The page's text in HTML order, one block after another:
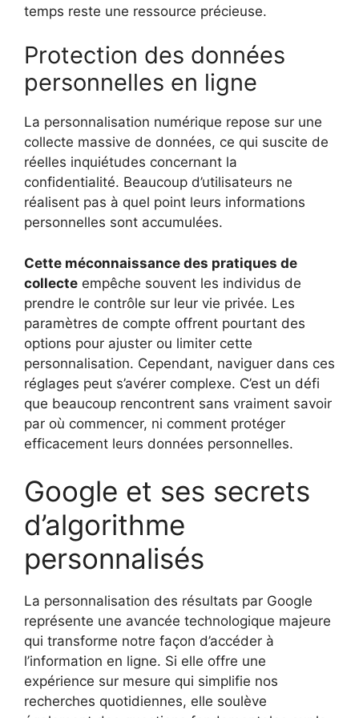
temps reste une ressource précieuse.
Protection des données
personnelles en ligne
La personnalisation numérique repose sur une
collecte massive de données, ce qui suscite de
réelles inquiétudes concernant la
confidentialité. Beaucoup d’utilisateurs ne
réalisent pas à quel point leurs informations
personnelles sont accumulées.
Cette méconnaissance des pratiques de
collecte empêche souvent les individus de
prendre le contrôle sur leur vie privée. Les
paramètres de compte offrent pourtant des
options pour ajuster ou limiter cette
personnalisation. Cependant, naviguer dans ces
réglages peut s’avérer complexe. C’est un défi
que beaucoup rencontrent sans vraiment savoir
par où commencer, ni comment protéger
efficacement leurs données personnelles.
Google et ses secrets
d’algorithme
personnalisés
La personnalisation des résultats par Google
représente une avancée technologique majeure
qui transforme notre façon d’accéder à
l’information en ligne. Si elle offre une
expérience sur mesure qui simplifie nos
recherches quotidiennes, elle soulève